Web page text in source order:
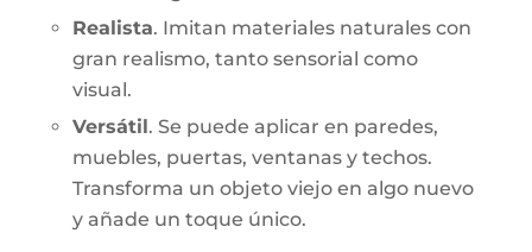
Realista. Imitan materiales naturales con
gran realismo, tanto sensorial como
visual.
Versátil . Se puede aplicar en paredes,
muebles, puertas, ventanas y techos.
Transforma un objeto viejo en algo nuevo
y añade un toque único.